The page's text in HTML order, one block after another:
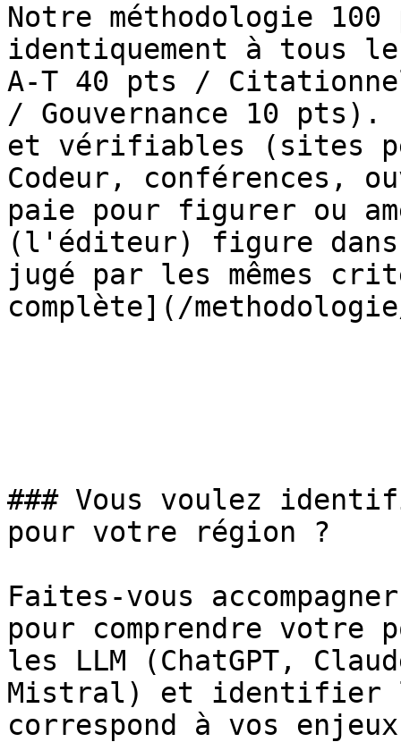
Notre méthodologie
identiquement à tous
A-T 40 pts /
/ Gouvernance 10 pts).
et vérifiables (sites
Codeur, conférences,
paie pour figurer ou
(l'éditeur) figure
jugé par les mêmes
complète](/
### Vous voulez
pour votre région ?
Faites-vous
pour comprendre votre
les LLM (ChatGPT,
Mistral) et identifier
correspond à vos